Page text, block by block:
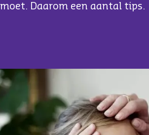
Downloads
Daarom een aantal tips.